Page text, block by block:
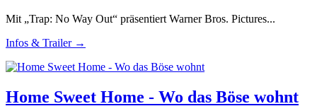
Mit „Trap: No Way Out“ präsentiert Warner Bros. Pictures...
Infos & Trailer →
Home Sweet Home - Wo das Böse wohnt